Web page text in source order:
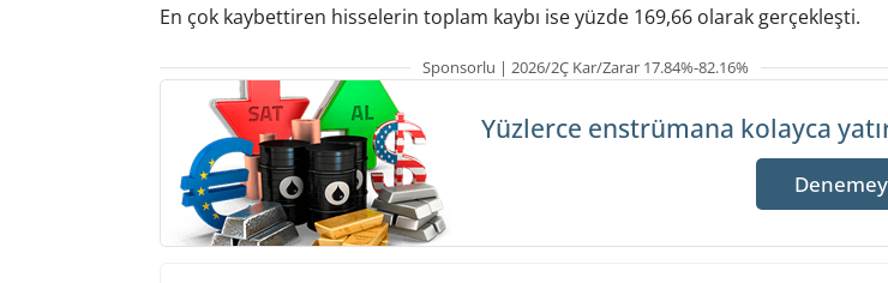
En çok kaybettiren hisselerin toplam kaybı ise yüzde 169,66 olarak gerçekleşti.
Sponsorlu | 2026/2Ç Kar/Zarar 17.84%-82.16%
Yüzlerce enstrümana kolayca